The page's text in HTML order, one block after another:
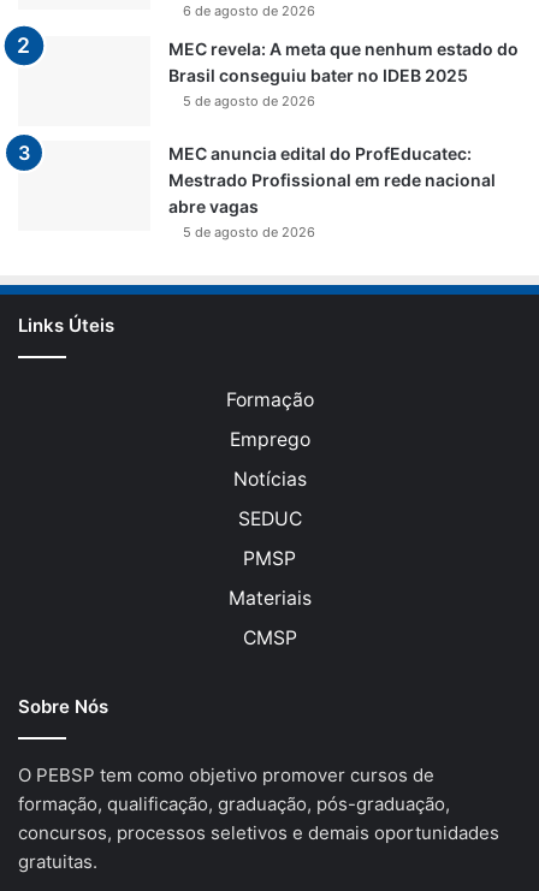
6 de agosto de 2026
MEC revela: A meta que nenhum estado do
Brasil conseguiu bater no IDEB 2025
5 de agosto de 2026
MEC anuncia edital do ProfEducatec:
Mestrado Profissional em rede nacional
abre vagas
5 de agosto de 2026
Links Úteis
Formação
Emprego
Notícias
SEDUC
PMSP
Materiais
CMSP
Sobre Nós
O PEBSP tem como objetivo promover cursos de
formação, qualificação, graduação, pós-graduação,
concursos, processos seletivos e demais oportunidades
gratuitas.